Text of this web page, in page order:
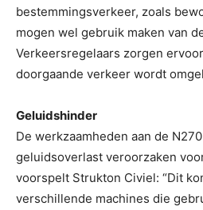
bestemmingsverkeer, zoals
mogen wel gebruik maken van
Verkeersregelaars zorgen
doorgaande verkeer wordt
Geluidshinder
De werkzaamheden aan de
geluidsoverlast veroorzaken
voorspelt Strukton Civiel: “Dit
verschillende machines die